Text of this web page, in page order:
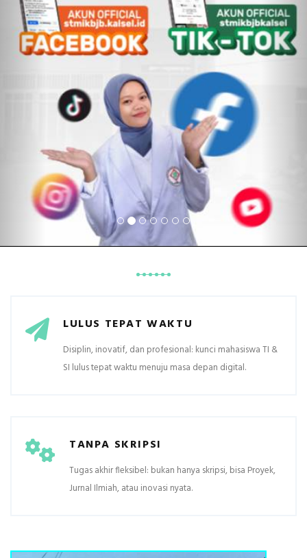
LULUS TEPAT WAKTU
Disiplin, inovatif, dan profesional: kunci mahasiswa TI &
SI lulus tepat waktu menuju masa depan digital.
TANPA SKRIPSI
Tugas akhir fleksibel: bukan hanya skripsi, bisa Proyek,
Jurnal Ilmiah, atau inovasi nyata.